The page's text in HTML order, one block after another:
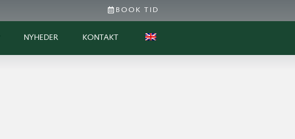
BOOK TID
NYHEDER KONTAKT